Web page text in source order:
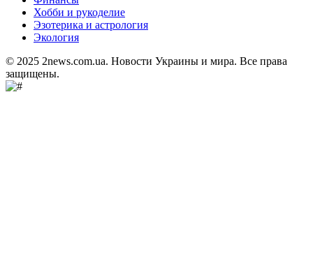
Хобби и рукоделие
Эзотерика и астрология
Экология
© 2025 2news.com.ua. Новости Украины и мира. Все права
защищены.